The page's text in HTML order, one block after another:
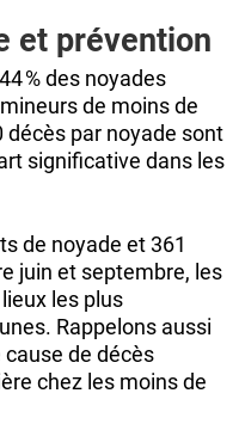
et prévention
% des noyades
de moins de
décès par noyade sont
significative dans les
de noyade et 361
juin et septembre, les
les plus
Rappelons aussi
de décès
chez les moins de